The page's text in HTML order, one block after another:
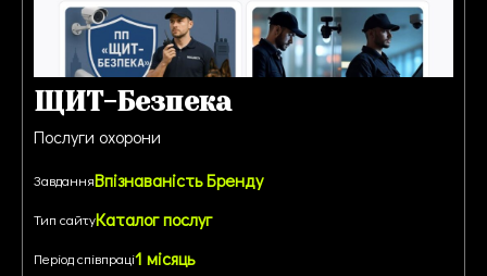
ЩИТ-Безпека
Послуги охорони
ЗавданняВпізнаваність Бренду
Тип сайтуКаталог послуг
Період співпраці1 місяць